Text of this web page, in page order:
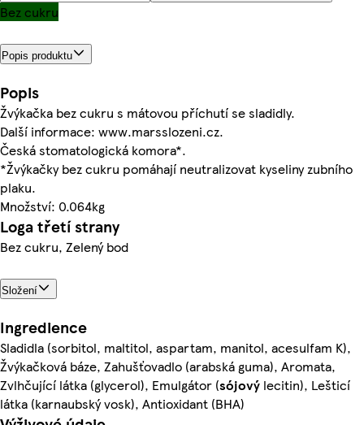
Bez cukru
Popis produktu
Popis
Žvýkačka bez cukru s mátovou příchutí se sladidly.
Další informace: www.marsslozeni.cz.
Česká stomatologická komora*.
*Žvýkačky bez cukru pomáhají neutralizovat kyseliny zubního
plaku.
Množství: 0.064kg
Loga třetí strany
Bez cukru, Zelený bod
Složení
Ingredience
Sladidla (sorbitol, maltitol, aspartam, manitol, acesulfam K),
Žvýkačková báze, Zahušťovadlo (arabská guma), Aromata,
Zvlhčující látka (glycerol), Emulgátor (sójový lecitin), Lešticí
látka (karnaubský vosk), Antioxidant (BHA)